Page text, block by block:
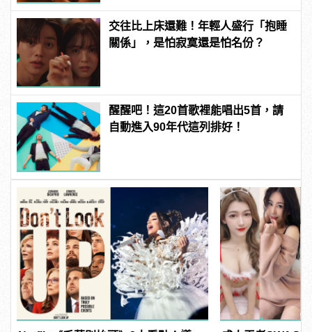
交往比上床還難！年輕人盛行「抱睡
關係」，是怕寂寞還是怕名份？
醒醒吧！這20首歌裡能唱出5首，請
自動進入90年代這列排好！